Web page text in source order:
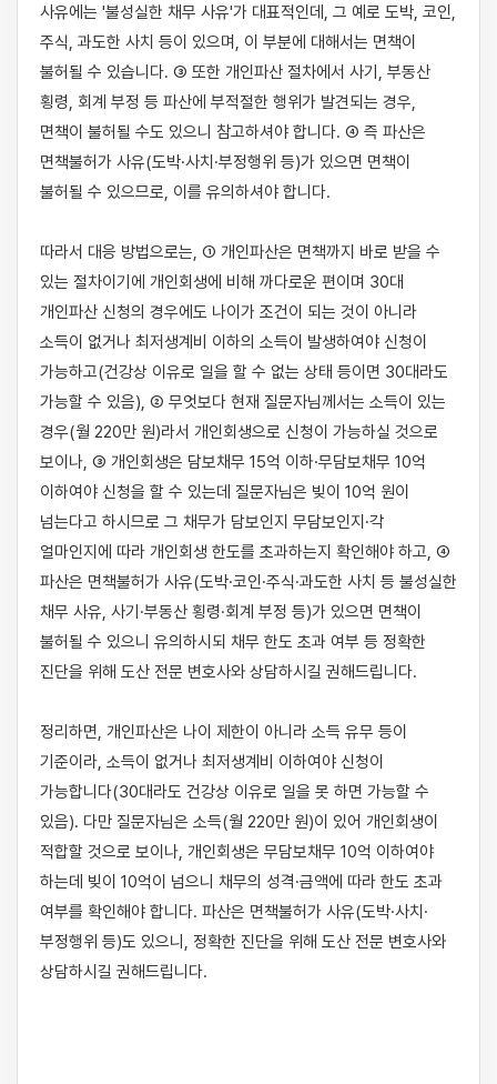
사유에는 '불성실한 채무 사유'가 대표적인데, 그 예로 도박, 코인,
주식, 과도한 사치 등이 있으며, 이 부분에 대해서는 면책이
불허될 수 있습니다. ③ 또한 개인파산 절차에서 사기, 부동산
횡령, 회계 부정 등 파산에 부적절한 행위가 발견되는 경우,
면책이 불허될 수도 있으니 참고하셔야 합니다. ④ 즉 파산은
면책불허가 사유(도박·사치·부정행위 등)가 있으면 면책이
불허될 수 있으므로, 이를 유의하셔야 합니다.
따라서 대응 방법으로는, ① 개인파산은 면책까지 바로 받을 수
있는 절차이기에 개인회생에 비해 까다로운 편이며 30대
개인파산 신청의 경우에도 나이가 조건이 되는 것이 아니라
소득이 없거나 최저생계비 이하의 소득이 발생하여야 신청이
가능하고(건강상 이유로 일을 할 수 없는 상태 등이면 30대라도
가능할 수 있음), ② 무엇보다 현재 질문자님께서는 소득이 있는
경우(월 220만 원)라서 개인회생으로 신청이 가능하실 것으로
보이나, ③ 개인회생은 담보채무 15억 이하·무담보채무 10억
이하여야 신청을 할 수 있는데 질문자님은 빚이 10억 원이
넘는다고 하시므로 그 채무가 담보인지 무담보인지·각
얼마인지에 따라 개인회생 한도를 초과하는지 확인해야 하고, ④
파산은 면책불허가 사유(도박·코인·주식·과도한 사치 등 불성실한
채무 사유, 사기·부동산 횡령·회계 부정 등)가 있으면 면책이
불허될 수 있으니 유의하시되 채무 한도 초과 여부 등 정확한
진단을 위해 도산 전문 변호사와 상담하시길 권해드립니다.
정리하면, 개인파산은 나이 제한이 아니라 소득 유무 등이
기준이라, 소득이 없거나 최저생계비 이하여야 신청이
가능합니다(30대라도 건강상 이유로 일을 못 하면 가능할 수
있음). 다만 질문자님은 소득(월 220만 원)이 있어 개인회생이
적합할 것으로 보이나, 개인회생은 무담보채무 10억 이하여야
하는데 빚이 10억이 넘으니 채무의 성격·금액에 따라 한도 초과
여부를 확인해야 합니다. 파산은 면책불허가 사유(도박·사치·
부정행위 등)도 있으니, 정확한 진단을 위해 도산 전문 변호사와
상담하시길 권해드립니다.